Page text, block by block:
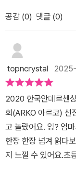
도 아직 편견어린시
로운 형태의 한 가정
이 생기는형태도 매
공감 (0) 댓글 (0)
topncrystal
2020 한국안데르센
회(ARKO 아르코) 선
고 놀랐어요. 잉? 엄
한장 한장 넘겨 읽다
지 느낄 수 있어요.초